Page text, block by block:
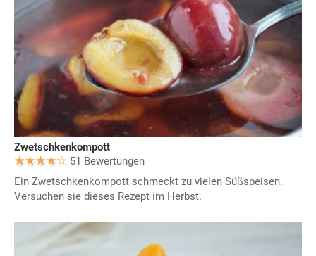
Zwetschkenkompott
51 Bewertungen
Ein Zwetschkenkompott schmeckt zu vielen Süßspeisen.
Versuchen sie dieses Rezept im Herbst.